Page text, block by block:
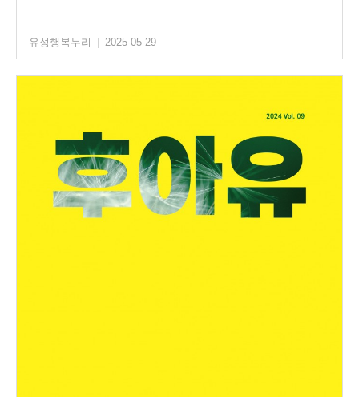
유성행복누리 2025-05-29